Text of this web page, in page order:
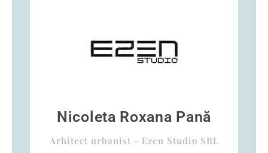
Nicoleta Roxana Pană
Arhitect urbanist - Ezen Studio SRL